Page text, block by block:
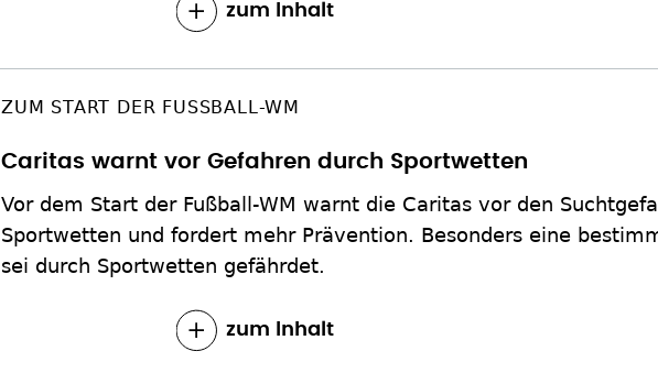
zum Inhalt
ZUM START DER FUSSBALL-WM
Caritas warnt vor Gefahren durch Sportwetten
Vor dem Start der Fußball-WM warnt die Caritas vor den
Sportwetten und fordert mehr Prävention. Besonders eine
sei durch Sportwetten gefährdet.
zum Inhalt